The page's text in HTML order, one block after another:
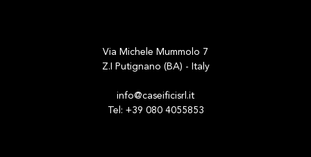
Via Michele Mummolo 7
Z.I Putignano (BA) - Italy
info@caseificisrl.it
Tel: +39 080 4055853